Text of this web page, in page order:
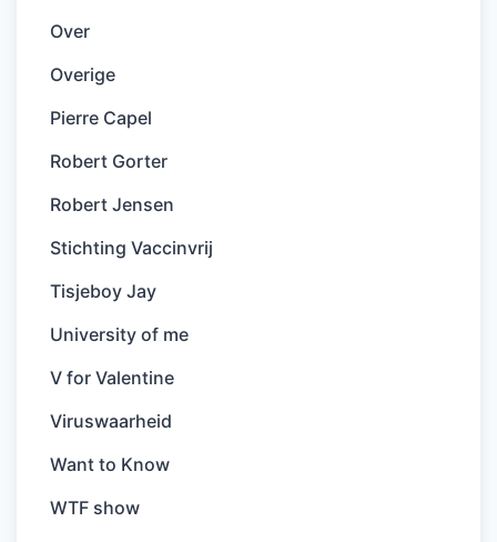
Over
Overige
Pierre Capel
Robert Gorter
Robert Jensen
Stichting Vaccinvrij
Tisjeboy Jay
University of me
V for Valentine
Viruswaarheid
Want to Know
WTF show